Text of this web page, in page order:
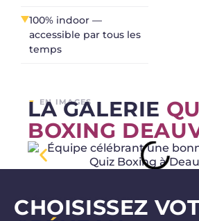
100% indoor —
accessible par tous les
temps
▼ EN IMAGES
LA GALERIE
BOXING
▼ RÉSERVATION EN LIGNE
CHOISISSEZ